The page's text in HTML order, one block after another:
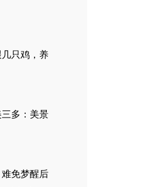
只鸡，养
多：美景
免梦醒后